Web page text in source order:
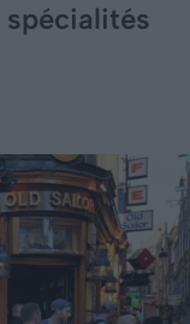
spécialités